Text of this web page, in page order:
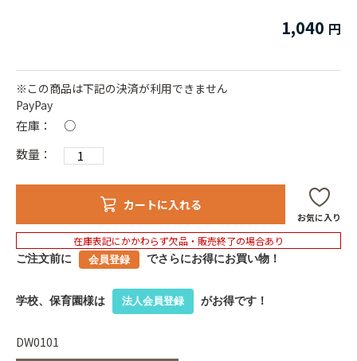
1,040
※この商品は下記の決済が利用できません
PayPay
在庫：
○
数量：
カートに入れる
お気に入り
在庫表記にかかわらず欠品・販売終了の場合あり
ご注文前に 会員登録 でさらにお得にお買い物！
学校、保育園様は 法人会員登録 がお得です！
DW0101